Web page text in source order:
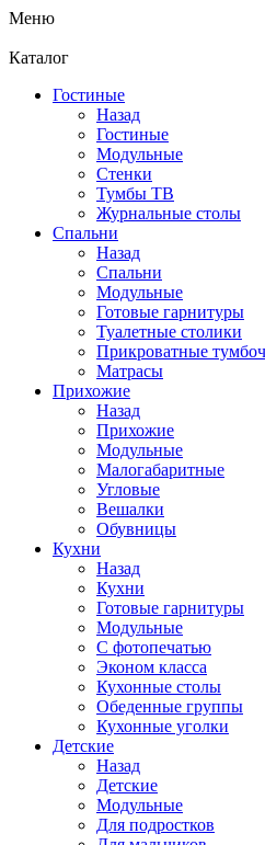
Меню
Каталог
Гостиные
Назад
Гостиные
Модульные
Стенки
Тумбы ТВ
Журнальные столы
Спальни
Назад
Спальни
Модульные
Готовые гарнитуры
Туалетные столики
Прикроватные
Матрасы
Прихожие
Назад
Прихожие
Модульные
Малогабаритные
Угловые
Вешалки
Обувницы
Кухни
Назад
Кухни
Готовые гарнитуры
Модульные
С фотопечатью
Эконом класса
Кухонные столы
Обеденные группы
Кухонные уголки
Детские
Назад
Детские
Модульные
Для подростков